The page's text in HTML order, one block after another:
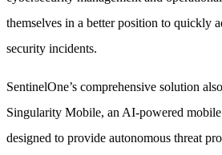
themselves in a better position to quickly
security incidents.
SentinelOne’s comprehensive solution
Singularity Mobile, an AI-powered
designed to provide autonomous threat